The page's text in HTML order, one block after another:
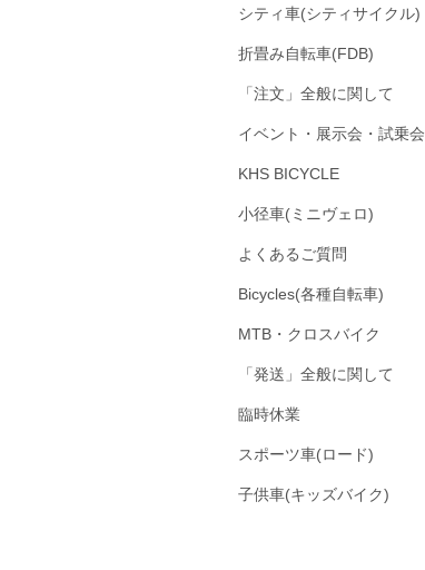
シティ車(シティサイクル)
折畳み自転車(FDB)
「注文」全般に関して
イベント・展示会・試乗会
KHS BICYCLE
小径車(ミニヴェロ)
よくあるご質問
Bicycles(各種自転車)
MTB・クロスバイク
「発送」全般に関して
臨時休業
スポーツ車(ロード)
子供車(キッズバイク)